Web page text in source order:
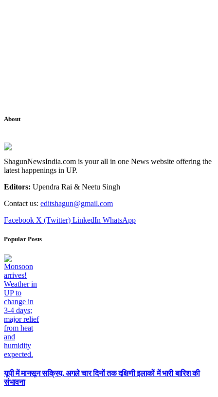
About
ShagunNewsIndia.com is your all in one News website offering the
latest happenings in UP.
Editors: Upendra Rai & Neetu Singh
Contact us: editshagun@gmail.com
Facebook X (Twitter) LinkedIn WhatsApp
Popular Posts
यूपी में मानसून सक्रिय, अगले चार दिनों तक दक्षिणी इलाकों में भारी बारिश की
संभावना